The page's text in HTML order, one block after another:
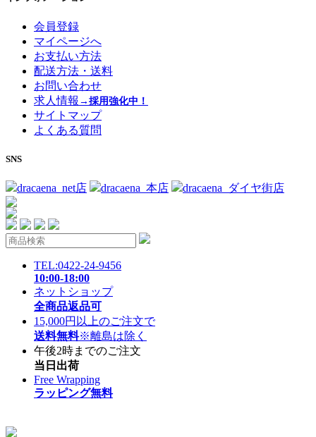
会員登録
マイページへ
お支払い方法
配送方法・送料
お問い合わせ
求人情報 →採用強化中！
サイトマップ
よくある質問
SNS
dracaena_net店 dracaena_本店 dracaena_ダイヤ街店
TEL:0422-24-9456
10:00-18:00
ネットショップ
全商品返品可
15,000円以上のご注文で
送料無料※離島は除く
午後2時までのご注文
当日出荷
Free Wrapping
ラッピング無料